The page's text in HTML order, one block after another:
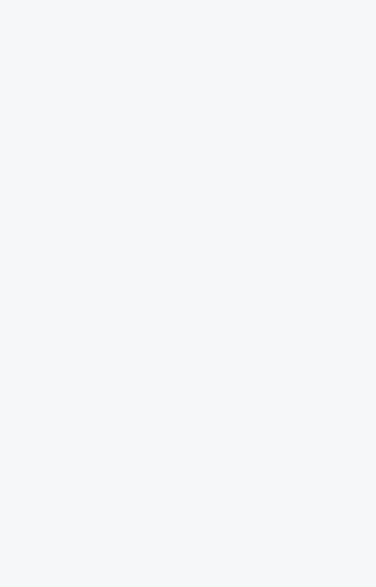
az egyház ellenségeinek